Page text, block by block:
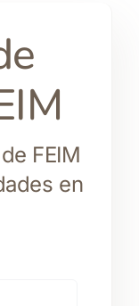
FEIM
en